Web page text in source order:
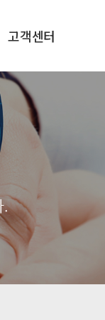
고객센터
.